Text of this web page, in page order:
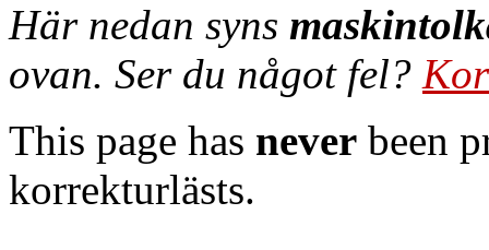
Här nedan syns
ovan. Ser du något fel?
This page has never been
korrekturlästs.